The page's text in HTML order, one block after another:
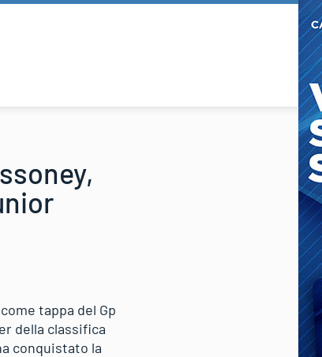
tappa del Gp
della classifica
conquistato la